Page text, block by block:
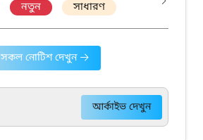
নতুন সাধারণ
সকল নোটিশ দেখুন
আর্কাইভ দেখুন